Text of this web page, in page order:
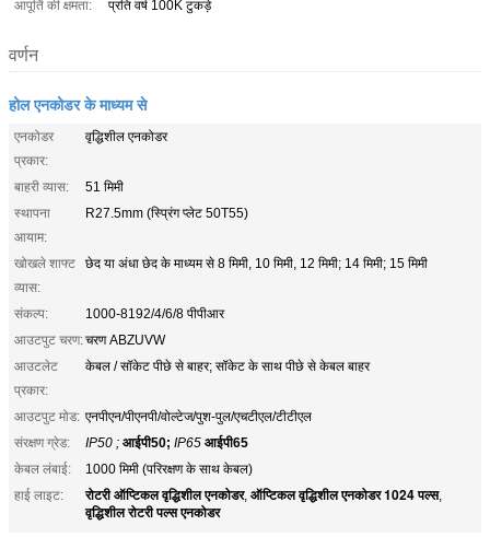
आपूर्ति की क्षमता:
प्रति वर्ष 100K टुकड़े
वर्णन
होल एनकोडर के माध्यम से
एनकोडर
प्रकार:
वृद्धिशील एनकोडर
बाहरी व्यास:
51 मिमी
स्थापना
आयाम:
R27.5mm (स्प्रिंग प्लेट 50T55)
खोखले शाफ्ट
व्यास:
छेद या अंधा छेद के माध्यम से 8 मिमी, 10 मिमी, 12 मिमी; 14 मिमी; 15 मिमी
संकल्प:
1000-8192/4/6/8 पीपीआर
आउटपुट चरण:चरण ABZUVW
आउटलेट
प्रकार:
केबल / सॉकेट पीछे से बाहर; सॉकेट के साथ पीछे से केबल बाहर
आउटपुट मोड: एनपीएन/पीएनपी/वोल्टेज/पुश-पुल/एचटीएल/टीटीएल
संरक्षण ग्रेड:
IP50 ; आईपी50; IP65 आईपी65
केबल लंबाई:
1000 मिमी (परिरक्षण के साथ केबल)
हाई लाइट:
रोटरी ऑप्टिकल वृद्धिशील एनकोडर, ऑप्टिकल वृद्धिशील एनकोडर 1024 पल्स,
वृद्धिशील रोटरी पल्स एनकोडर